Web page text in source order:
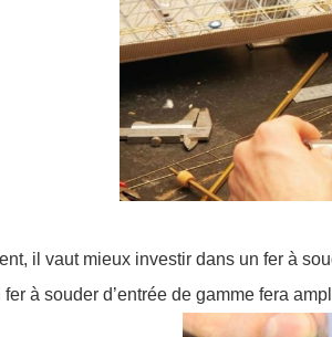
il vaut mieux investir dans un fer à
à souder d’entrée de gamme fera